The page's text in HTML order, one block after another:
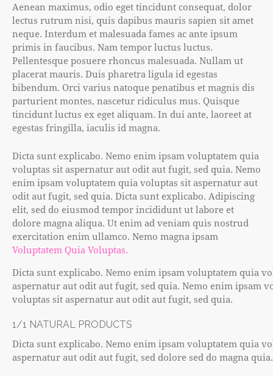
Aenean maximus, odio eget tincidunt consequat, dolor
lectus rutrum nisi, quis dapibus mauris sapien sit amet
neque. Interdum et malesuada fames ac ante ipsum
primis in faucibus. Nam tempor luctus luctus.
Pellentesque posuere rhoncus malesuada. Nullam ut
placerat mauris. Duis pharetra ligula id egestas
bibendum. Orci varius natoque penatibus et magnis dis
parturient montes, nascetur ridiculus mus. Quisque
tincidunt luctus ex eget aliquam. In dui ante, laoreet at
egestas fringilla, iaculis id magna.
Dicta sunt explicabo. Nemo enim ipsam voluptatem quia
voluptas sit aspernatur aut odit aut fugit, sed quia. Nemo
enim ipsam voluptatem quia voluptas sit aspernatur aut
odit aut fugit, sed quia. Dicta sunt explicabo. Adipiscing
elit, sed do eiusmod tempor incididunt ut labore et
dolore magna aliqua. Ut enim ad veniam quis nostrud
exercitation enim ullamco. Nemo magna ipsam
Voluptatem Quia Voluptas.
Dicta sunt explicabo. Nemo enim ipsam voluptatem quia
aspernatur aut odit aut fugit, sed quia. Nemo enim ipsam
voluptas sit aspernatur aut odit aut fugit, sed quia.
1/1 NATURAL PRODUCTS
Dicta sunt explicabo. Nemo enim ipsam voluptatem quia
aspernatur aut odit aut fugit, sed dolore sed do magna quia.